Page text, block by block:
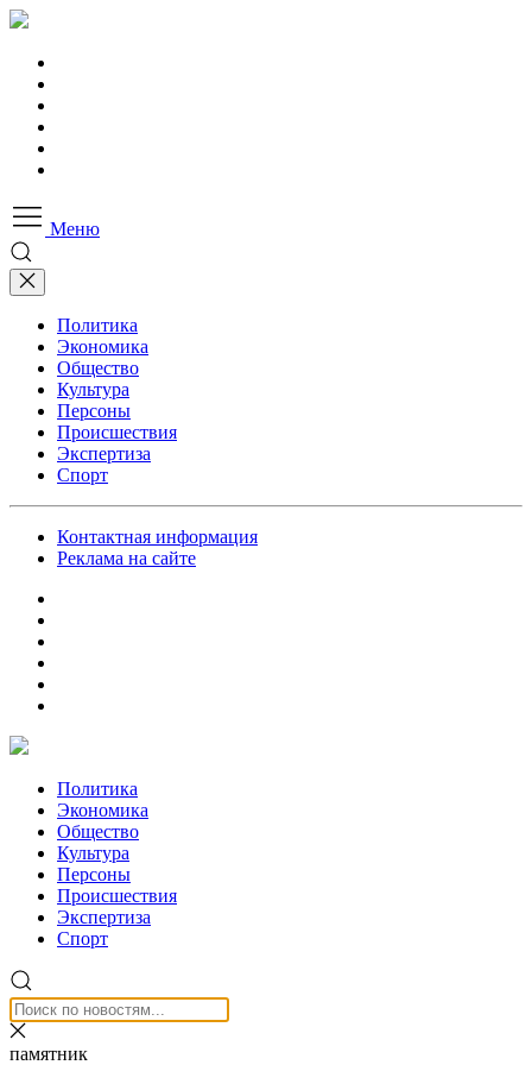
Меню
Политика
Экономика
Общество
Культура
Персоны
Происшествия
Экспертиза
Спорт
Контактная информация
Реклама на сайте
Политика
Экономика
Общество
Культура
Персоны
Происшествия
Экспертиза
Спорт
памятник